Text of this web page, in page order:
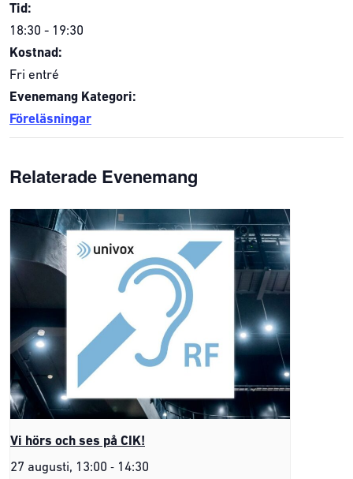
Tid:
18:30 - 19:30
Kostnad:
Fri entré
Evenemang Kategori:
Föreläsningar
Relaterade Evenemang
Vi hörs och ses på CIK!
27 augusti, 13:00 - 14:30